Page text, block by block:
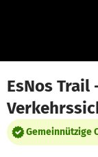
EsNos
Gemeinnützige